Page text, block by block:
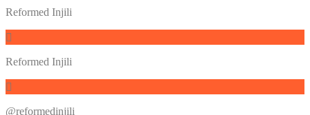
Reformed Injili
Reformed Injili
@reformedinjili